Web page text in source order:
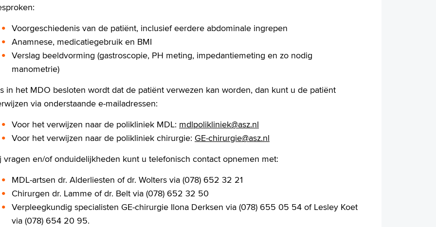
Voorgeschiedenis van de patiënt, inclusief eerdere abdominale ingrepen
Anamnese, medicatiegebruik en BMI
Verslag beeldvorming (gastroscopie, PH meting, impedantiemeting en zo nodig
manometrie)
in het MDO besloten wordt dat de patiënt verwezen kan worden, dan kunt u de patiënt
via onderstaande e-mailadressen:
Voor het verwijzen naar de polikliniek MDL: mdlpolikliniek@asz.nl
Voor het verwijzen naar de polikliniek chirurgie: GE-chirurgie@asz.nl
vragen en/of onduidelijkheden kunt u telefonisch contact opnemen met:
MDL-artsen dr. Alderliesten of dr. Wolters via (078) 652 32 21
Chirurgen dr. Lamme of dr. Belt via (078) 652 32 50
Verpleegkundig specialisten GE-chirurgie Ilona Derksen via (078) 655 05 54 of Lesley Koet
via (078) 654 20 95.